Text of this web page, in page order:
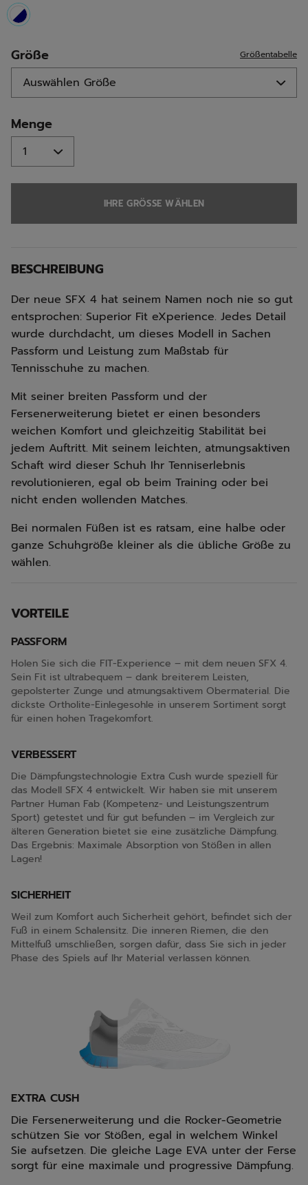
selected
Größe Größentabelle
Menge
IHRE GRÖSSE WÄHLEN
BESCHREIBUNG
Der neue SFX 4 hat seinem Namen noch nie so gut
entsprochen: Superior Fit eXperience. Jedes Detail
wurde durchdacht, um dieses Modell in Sachen
Passform und Leistung zum Maßstab für
Tennisschuhe zu machen.
Mit seiner breiten Passform und der
Fersenerweiterung bietet er einen besonders
weichen Komfort und gleichzeitig Stabilität bei
jedem Auftritt. Mit seinem leichten, atmungsaktiven
Schaft wird dieser Schuh Ihr Tenniserlebnis
revolutionieren, egal ob beim Training oder bei
nicht enden wollenden Matches.
Bei normalen Füßen ist es ratsam, eine halbe oder
ganze Schuhgröße kleiner als die übliche Größe zu
wählen.
VORTEILE
PASSFORM
Holen Sie sich die FIT-Experience – mit dem neuen SFX 4.
Sein Fit ist ultrabequem – dank breiterem Leisten,
gepolsterter Zunge und atmungsaktivem Obermaterial. Die
dickste Ortholite-Einlegesohle in unserem Sortiment sorgt
für einen hohen Tragekomfort.
VERBESSERT
Die Dämpfungstechnologie Extra Cush wurde speziell für
das Modell SFX 4 entwickelt. Wir haben sie mit unserem
Partner Human Fab (Kompetenz- und Leistungszentrum
Sport) getestet und für gut befunden – im Vergleich zur
älteren Generation bietet sie eine zusätzliche Dämpfung.
Das Ergebnis: Maximale Absorption von Stößen in allen
Lagen!
SICHERHEIT
Weil zum Komfort auch Sicherheit gehört, befindet sich der
Fuß in einem Schalensitz. Die inneren Riemen, die den
Mittelfuß umschließen, sorgen dafür, dass Sie sich in jeder
Phase des Spiels auf Ihr Material verlassen können.
EXTRA CUSH
Die Fersenerweiterung und die Rocker-Geometrie
schützen Sie vor Stößen, egal in welchem Winkel
Sie aufsetzen. Die gleiche Lage EVA unter der Ferse
sorgt für eine maximale und progressive Dämpfung.